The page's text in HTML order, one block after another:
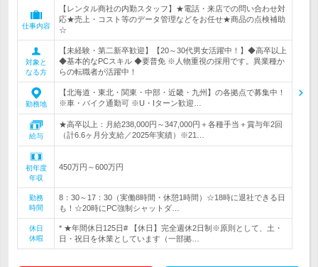
仕事内容
【レンタル商社の内勤スタッフ】★電話・来店での問い合わせ対
応★売上・コスト等のデータ管理などをお任せ★商品の点検補助
☆
対象と
なる方
【未経験・第二新卒歓迎】【20～30代男女活躍中！】◆高卒以上
◆基本的なPCスキル ◆要普免 ※人物重視の採用です。異業種か
らの転職者が活躍中！
勤務地
【北海道・東北・関東・中部・近畿・九州】の各拠点で募集中！
※車・バイク通勤可 ※U・Iターン歓迎…
給与
★高卒以上：月給238,000円～347,000円＋各種手当＋賞与年2回
（計6.6ヶ月分支給／2025年実績）※21…
初年度
年収
450万円～600万円
勤務
時間
8：30～17：30（実働8時間・休憩1時間）☆18時に退社できる日
も！☆20時にPC強制シャットダ…
休日
休暇
* ★年間休日125日# 【休日】完全週休2日制※原則として、土・
日・祝日を休業としています（一部拠…